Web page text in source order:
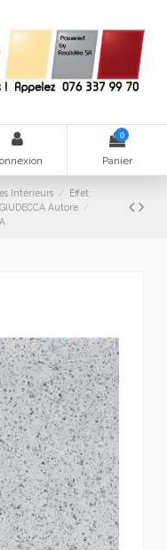
0
Panier
Intérieurs
Effet:
Autore